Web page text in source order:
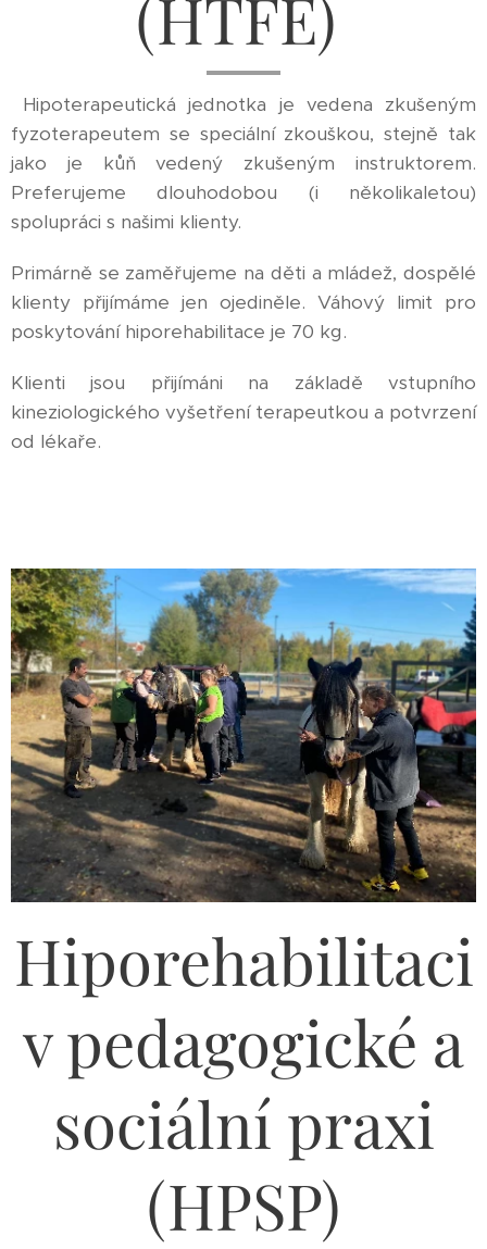
(HTFE)
Hipoterapeutická jednotka je vedena zkušeným
fyzoterapeutem se speciální zkouškou, stejně tak
jako je kůň vedený zkušeným instruktorem.
Preferujeme dlouhodobou (i několikaletou)
spolupráci s našimi klienty.
Primárně se zaměřujeme na děti a mládež, dospělé
klienty přijímáme jen ojediněle. Váhový limit pro
poskytování hiporehabilitace je 70 kg.
Klienti jsou přijímáni na základě vstupního
kineziologického vyšetření terapeutkou a potvrzení
od lékaře.
Hiporehabilitaci
v pedagogické a
sociální praxi
(HPSP)